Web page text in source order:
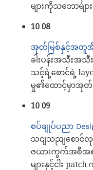
များကိုသဘောင်္မ
10 08
အုတ်မြစ်နှင့်အတူအိ
ခါးပန်းအသီးအ
သင့်ရဲ့စောင်ရဲ့
မှု၏ထောင့်မှာအုတ်
10 09
စပ်ချုပ်ပညာ
သငျသညျစောင်
ဇယားကွက်အစီအစ
များနှင့်ငါး